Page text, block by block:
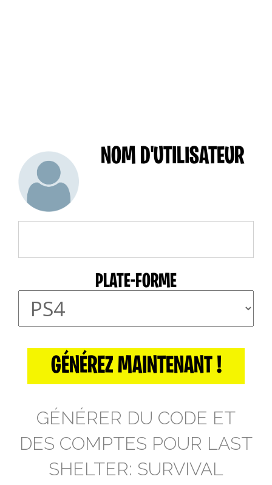
NOM D'UTILISATEUR
PLATE-FORME
GÉNÉREZ MAINTENANT !
GÉNÉRER DU CODE ET
DES COMPTES POUR LAST
SHELTER: SURVIVAL